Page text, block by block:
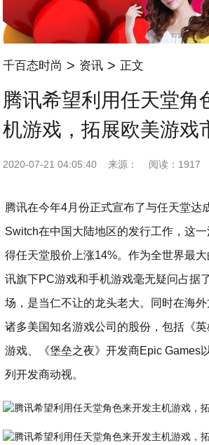
千百态时尚 > 资讯 > 正文
腾讯希望利用任天堂角
机游戏，拓展欧美游戏
2020-07-21 04:05:40 来源：
阅读：1917
腾讯在今年4月份正式宣布了与任天堂达
Switch在中国大陆地区的发行工作，这
得任天堂股价上涨14%。作为全世界最
讯旗下PC游戏和手机游戏毫无疑问占据
场，是当仁不让的龙头老大。同时在海
诸多美国知名游戏公司的股份，包括《
游戏、《堡垒之夜》开发商Epic Games
列开发商动视。